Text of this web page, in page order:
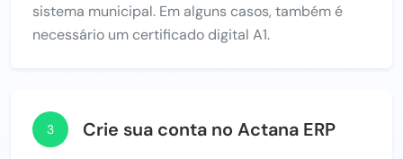
sistema municipal. Em alguns casos, também é
necessário um certificado digital A1.
3 Crie sua conta no Actana ERP